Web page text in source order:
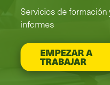
Servicios de formación
informes
EMPEZAR A
TRABAJAR